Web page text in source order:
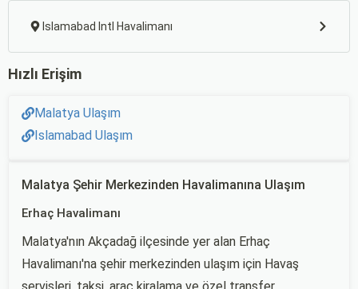
Islamabad Intl Havalimanı
Hızlı Erişim
Malatya Ulaşım
Islamabad Ulaşım
Malatya Şehir Merkezinden Havalimanına Ulaşım
Erhaç Havalimanı
Malatya'nın Akçadağ ilçesinde yer alan Erhaç
Havalimanı'na şehir merkezinden ulaşım için Havaş